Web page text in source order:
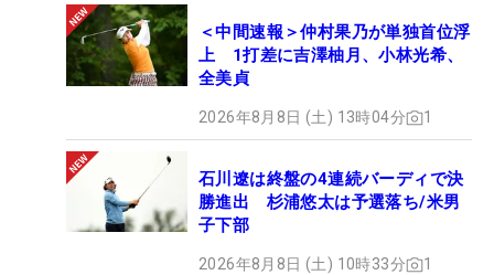
＜中間速報＞仲村果乃が単独首位浮
上 1打差に吉澤柚月、小林光希、
全美貞
2026年8月8日 (土) 13時04分 1
石川遼は終盤の4連続バーディで決
勝進出 杉浦悠太は予選落ち/米男
子下部
2026年8月8日 (土) 10時33分 1